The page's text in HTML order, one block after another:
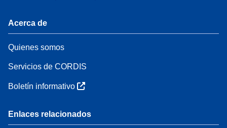
Acerca de
Quienes somos
Servicios de CORDIS
Boletín informativo
Enlaces relacionados